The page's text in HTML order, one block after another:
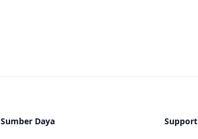
Sumber Daya Support